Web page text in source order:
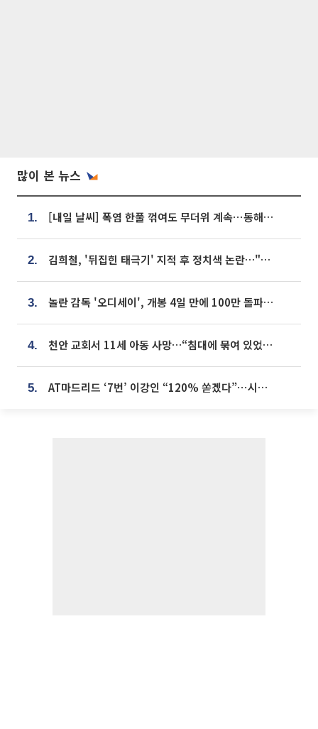
많이 본 뉴스
1. [내일 날씨] 폭염 한풀 꺾여도 무더위 계속⋯동해안 이틀 연속 비
2. 김희철, '뒤집힌 태극기' 지적 후 정치색 논란…"좌우 떠나 우리나라 국기"
3. 놀란 감독 '오디세이', 개봉 4일 만에 100만 돌파⋯'왕사남' 보다 빠르다
4. 천안 교회서 11세 아동 사망…“침대에 묶여 있었다” 진술 확보
5. AT마드리드 ‘7번’ 이강인 “120% 쏟겠다”⋯시메오네 감독 “필요한 선수”